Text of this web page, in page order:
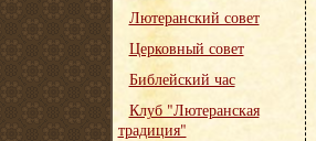
Лютеранский совет
Церковный совет
Библейский час
Клуб "Лютеранская
традиция"